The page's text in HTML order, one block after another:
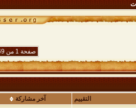
صفحة 1 من 69
التقييم
آخر مشاركة